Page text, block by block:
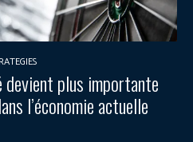
plus importante
l’économie actuelle